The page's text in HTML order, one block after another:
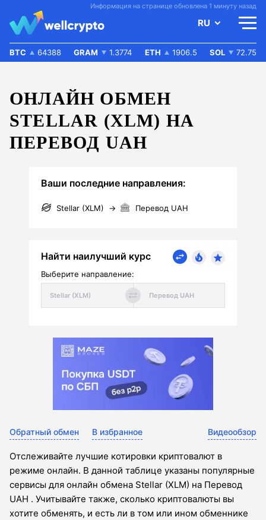
Информация на странице обновлена 1 минуту назад
RU
BTC 64388 GRAM 1.3774 ETH 1906.5 SOL 72.75
ОНЛАЙН ОБМЕН
STELLAR (XLM) НА
ПЕРЕВОД UAH
Ваши последние направления:
Stellar (XLM) → Перевод UAH
Найти наилучший курс
Выберите направление:
Обратный обмен В избранное Видеообзор
Отслеживайте лучшие котировки криптовалют в
режиме онлайн. В данной таблице указаны популярные
сервисы для онлайн обмена Stellar (XLM) на Перевод
UAH . Учитывайте также, сколько криптовалюты вы
хотите обменять, и есть ли в том или ином обменнике